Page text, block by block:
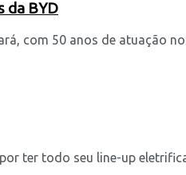
da BYD
com 50 anos de atuação
ter todo seu line-up